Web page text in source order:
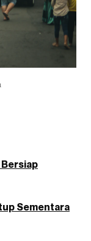
Bersiap
Sementara